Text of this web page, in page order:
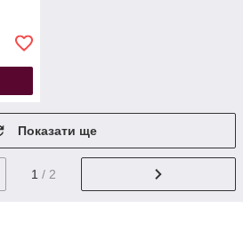
Показати ще
1 / 2